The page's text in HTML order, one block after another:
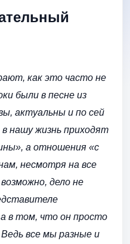
как это часто не
были в песне из
актуальны и по сей
нашу жизнь приходят
а отношения «с
несмотря на все
дело не
в том, что он просто
все мы разные и